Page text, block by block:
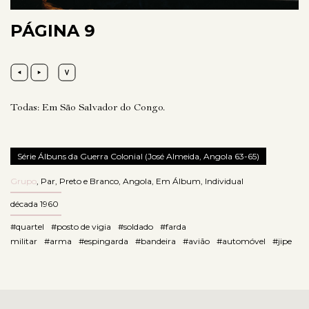
PÁGINA 9
Todas: Em São Salvador do Congo.
Série Álbuns da Guerra Colonial (José Almeida, Angola 63-65)
Grupo Par Preto e Branco Angola Em Álbum Individual
década 1960
#quartel #posto de vigia #soldado
#farda
militar
#arma #espingarda #bandeira #avião #automóvel #jipe